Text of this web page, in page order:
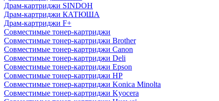
Драм-картриджи SINDOH
Драм-картриджи КАТЮША
Драм-картриджи F+
Совместимые тонер-картриджи
Совместимые тонер-картриджи Brother
Совместимые тонер-картриджи Canon
Совместимые тонер-картриджи Deli
Совместимые тонер-картриджи Epson
Совместимые тонер-картриджи HP
Совместимые тонер-картриджи Konica Minolta
Совместимые тонер-картриджи Kyocera